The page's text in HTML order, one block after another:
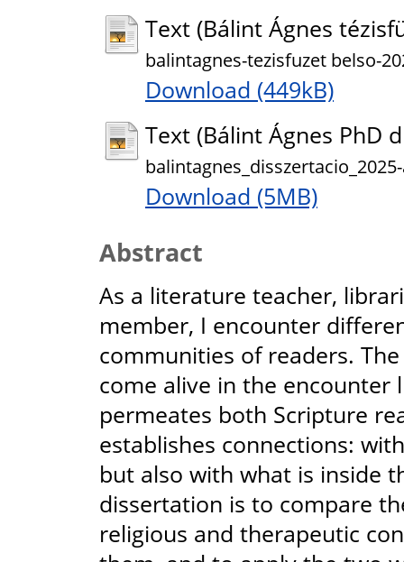
Text (Bálint Ágnes
balintagnes-tezisfuzet belso-
Download (449kB)
Text (Bálint Ágnes PhD
Download (5MB)
Abstract
As a literature teacher,
member, I encounter
communities of readers.
come alive in the encounter
permeates both Scripture
establishes connections:
but also with what is inside
dissertation is to compare
religious and therapeutic